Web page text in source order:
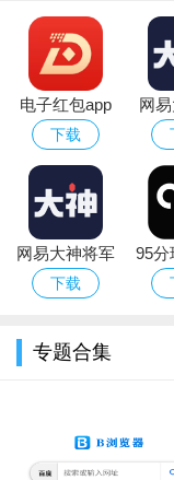
然后用户们直接输
再点击“加入会议”即
电子红包app
官方版
下载
网
华
网易大神将军
令下载安装官
下载
95分
app
专题合集